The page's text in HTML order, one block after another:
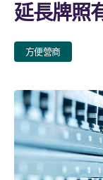
延長牌照
方便營商